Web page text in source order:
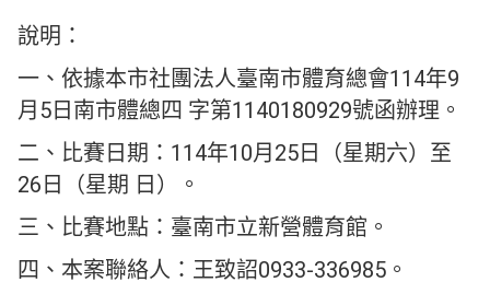
說明：
一、依據本市社團法人臺南市體育總會114年9
月5日南市體總四 字第1140180929號函辦理。
二、比賽日期：114年10月25日（星期六）至
26日（星期 日）。
三、比賽地點：臺南市立新營體育館。
四、本案聯絡人：王致詔0933-336985。